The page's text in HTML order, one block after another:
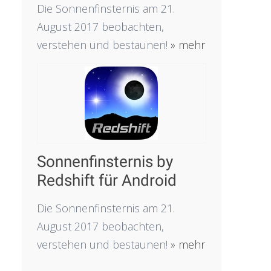
Die Sonnenfinsternis am 21.
August 2017 beobachten,
verstehen und bestaunen! » mehr
Sonnenfinsternis by
Redshift für Android
Die Sonnenfinsternis am 21.
August 2017 beobachten,
verstehen und bestaunen! » mehr